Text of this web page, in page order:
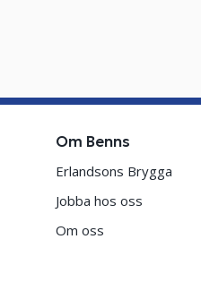
Om Benns
Erlandsons Brygga
Jobba hos oss
Om oss